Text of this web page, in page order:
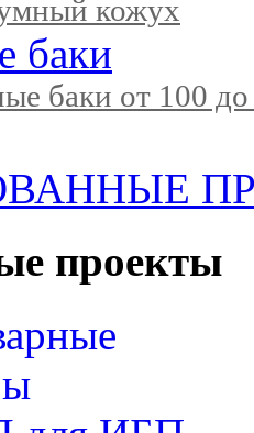
кожух
баки
баки от 100
проекты